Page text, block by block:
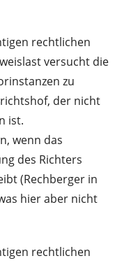
rechtlichen
versucht die
zu
der nicht
ist.
wenn das
des Richters
(Rechberger in
hier aber nicht
rechtlichen